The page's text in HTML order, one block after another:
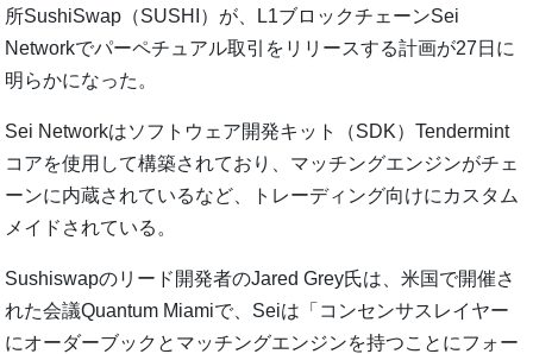
所SushiSwap（SUSHI）が、L1ブロックチェーンSei
Networkでパーペチュアル取引をリリースする計画が27日に
明らかになった。
Sei Networkはソフトウェア開発キット（SDK）Tendermint
コアを使用して構築されており、マッチングエンジンがチェ
ーンに内蔵されているなど、トレーディング向けにカスタム
メイドされている。
Sushiswapのリード開発者のJared Grey氏は、米国で開催さ
れた会議Quantum Miamiで、Seiは「コンセンサスレイヤー
にオーダーブックとマッチングエンジンを持つことにフォー